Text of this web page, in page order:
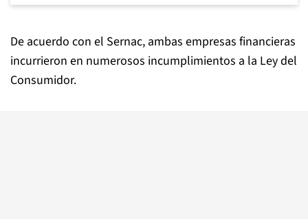
De acuerdo con el Sernac, ambas empresas financieras
incurrieron en numerosos incumplimientos a la Ley del
Consumidor.